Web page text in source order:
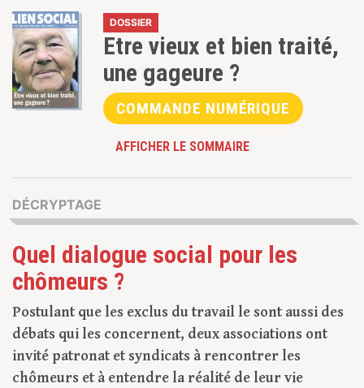
DOSSIER
Etre vieux et bien traité,
une gageure ?
COMMANDE NUMÉRIQUE
AFFICHER LE SOMMAIRE
DÉCRYPTAGE
Quel dialogue social pour les
chômeurs ?
Postulant que les exclus du travail le sont aussi des
débats qui les concernent, deux associations ont
invité patronat et syndicats à rencontrer les
chômeurs et à entendre la réalité de leur vie